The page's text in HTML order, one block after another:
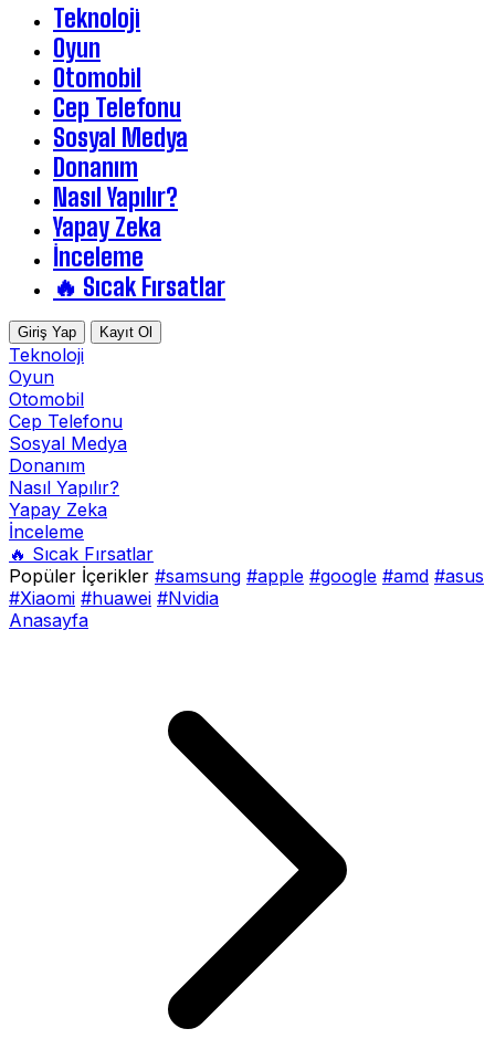
Teknoloji
Oyun
Otomobil
Cep Telefonu
Sosyal Medya
Donanım
Nasıl Yapılır?
Yapay Zeka
İnceleme
🔥 Sıcak Fırsatlar
Giriş Yap Kayıt Ol
Teknoloji
Oyun
Otomobil
Cep Telefonu
Sosyal Medya
Donanım
Nasıl Yapılır?
Yapay Zeka
İnceleme
🔥 Sıcak Fırsatlar
Popüler İçerikler #samsung #apple #google #amd #asus
#Xiaomi #huawei #Nvidia
Anasayfa